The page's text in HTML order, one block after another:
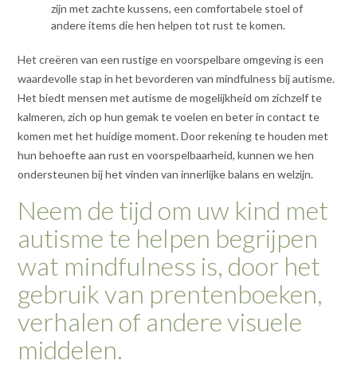
zijn met zachte kussens, een comfortabele stoel of
andere items die hen helpen tot rust te komen.
Het creëren van een rustige en voorspelbare omgeving is een
waardevolle stap in het bevorderen van mindfulness bij autisme.
Het biedt mensen met autisme de mogelijkheid om zichzelf te
kalmeren, zich op hun gemak te voelen en beter in contact te
komen met het huidige moment. Door rekening te houden met
hun behoefte aan rust en voorspelbaarheid, kunnen we hen
ondersteunen bij het vinden van innerlijke balans en welzijn.
Neem de tijd om uw kind met
autisme te helpen begrijpen
wat mindfulness is, door het
gebruik van prentenboeken,
verhalen of andere visuele
middelen.